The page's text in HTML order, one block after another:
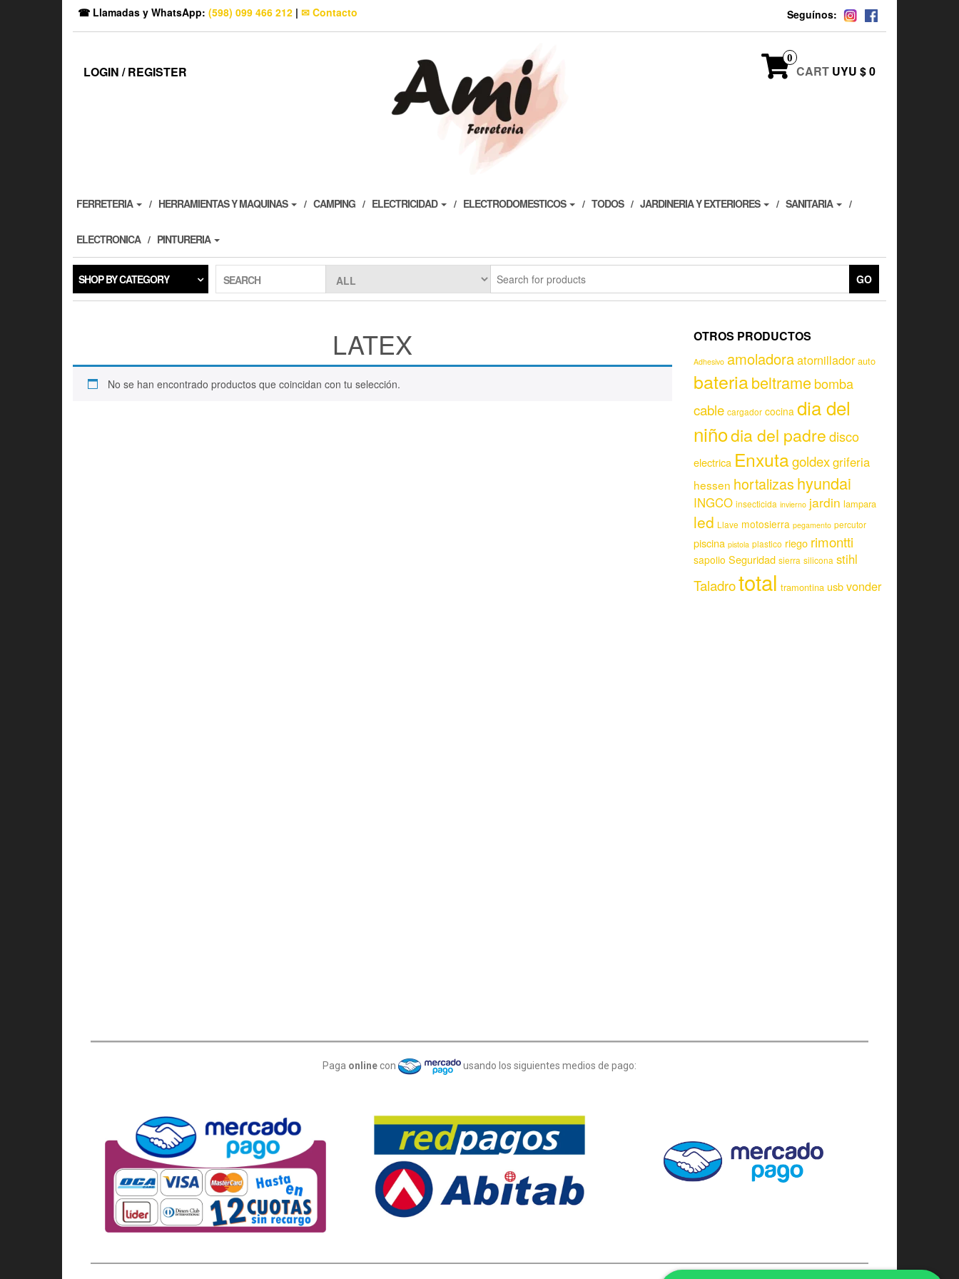
☎ Llamadas y WhatsApp: (598) 099 466 212 | ✉ Contacto Seguínos:
LOGIN / REGISTER
0
CART UYU $ 0
FERRETERIA HERRAMIENTAS Y MAQUINAS CAMPING ELECTRICIDAD ELECTRODOMESTICOS TODOS JARDINERIA Y EXTERIORES SANITARIA
ELECTRONICA PINTURERIA
SHOP BY CATEGORY SEARCH GO
LATEX
No se han encontrado productos que coincidan con tu selección.
OTROS PRODUCTOS
Adhesivo amoladoraatornillador auto
bateriabeltramebomba
cable cargador cocina dia del
niñodia del padredisco
electrica Enxutagoldexgriferia
hessen hortalizas hyundai
INGCO insecticida invierno jardin lampara
led Llave motosierra pegamento percutor
piscina pistola plastico riego rimontti
sapolio Seguridad sierra silicona stihl
Taladrototal tramontina usbvonder
Paga online con usando los siguientes medios de pago: